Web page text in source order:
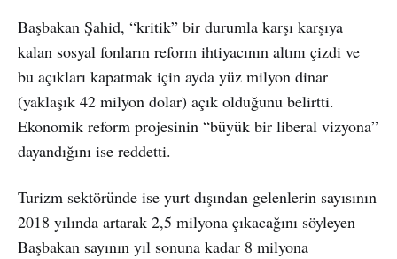
Başbakan Şahid, “kritik” bir durumla karşı karşıya
kalan sosyal fonların reform ihtiyacının altını çizdi ve
bu açıkları kapatmak için ayda yüz milyon dinar
(yaklaşık 42 milyon dolar) açık olduğunu belirtti.
Ekonomik reform projesinin “büyük bir liberal vizyona”
dayandığını ise reddetti.
Turizm sektöründe ise yurt dışından gelenlerin sayısının
2018 yılında artarak 2,5 milyona çıkacağını söyleyen
Başbakan sayının yıl sonuna kadar 8 milyona